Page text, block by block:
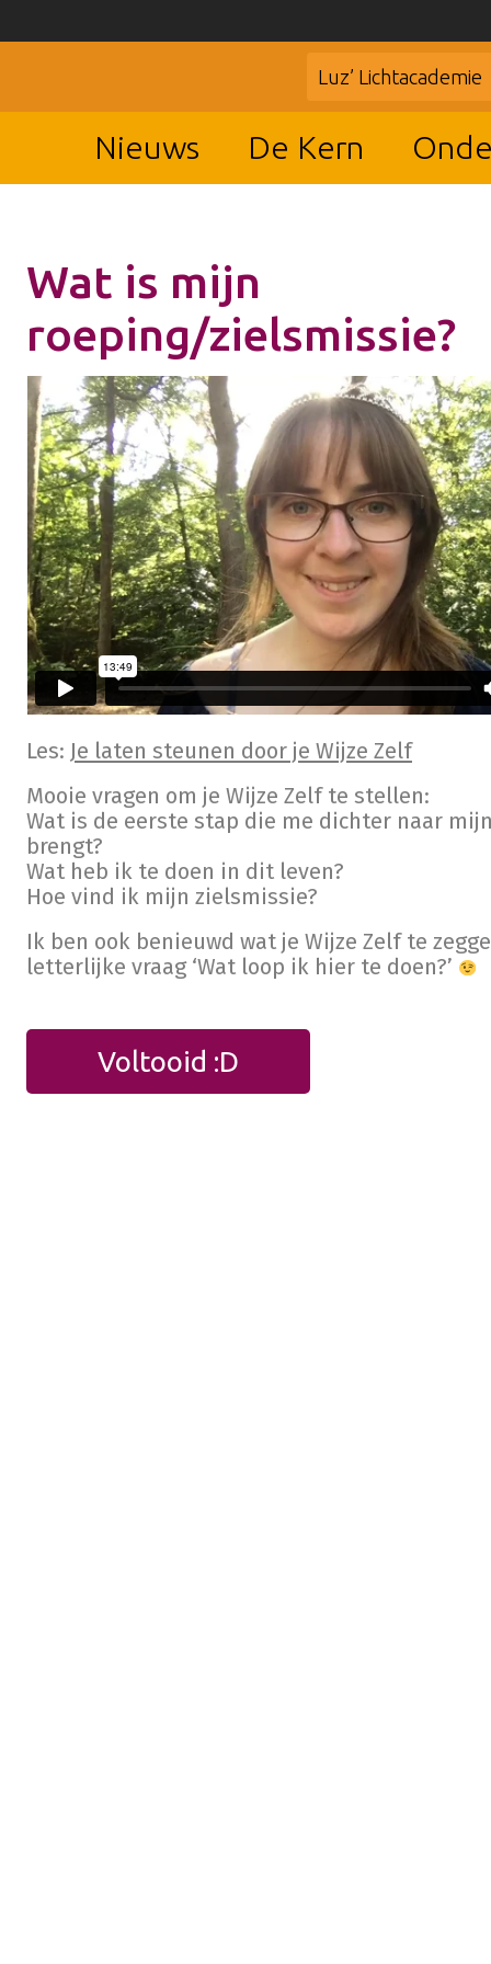
Luz’ Lichtacademie
Nieuws De Kern
Wat is mijn
roeping/zielsmissie?
Les: Je laten steunen door je Wijze Zelf
Mooie vragen om je Wijze Zelf te stellen:
Wat is de eerste stap die me dichter naar
brengt?
Wat heb ik te doen in dit leven?
Hoe vind ik mijn zielsmissie?
Ik ben ook benieuwd wat je Wijze Zelf te
letterlijke vraag ‘Wat loop ik hier te doen?’
Voltooid :D